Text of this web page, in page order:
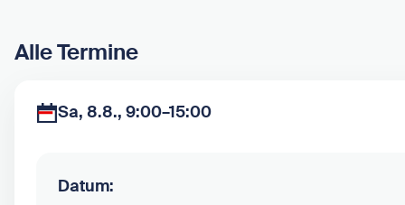
Alle Termine
Sa, 8.8., 9:00–15:00
Datum: